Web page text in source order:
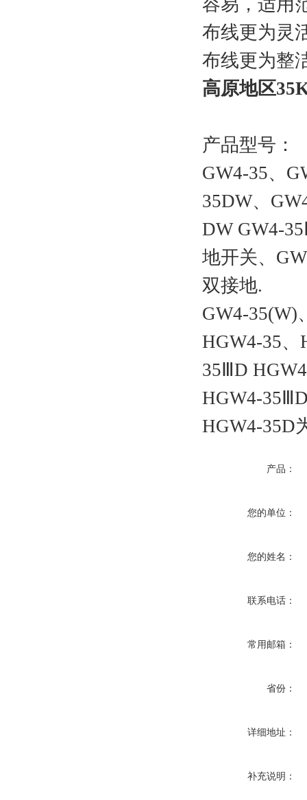
容易，适用
布线更为灵
布线更为整
高原地区
产品型号：
GW4-35、
35DW、
DW GW4-
地开关、
双接地.
GW4-35(W)
HGW4-35
35ⅢD
HGW4-
HGW4-35D
产品：
您的单位：
您的姓名：
联系电话：
常用邮箱：
省份：
详细地址：
补充说明：